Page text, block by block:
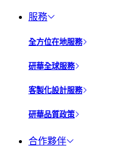
服務
全方位在地服務
研華全球服務
客製化設計服務
研華品質政策
合作夥伴